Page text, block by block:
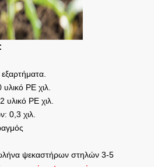
PE χιλ.
PE χιλ.
0,3 χιλ.
ψεκαστήρων στηλών 3-5